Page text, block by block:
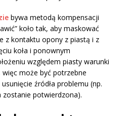
bywa metodą kompensacji
koło tak, aby maskować
z kontaktu opony z piastą i z
koła i ponownym
względem piasty warunki
może być potrzebne
źródła problemu (np.
potwierdzona).